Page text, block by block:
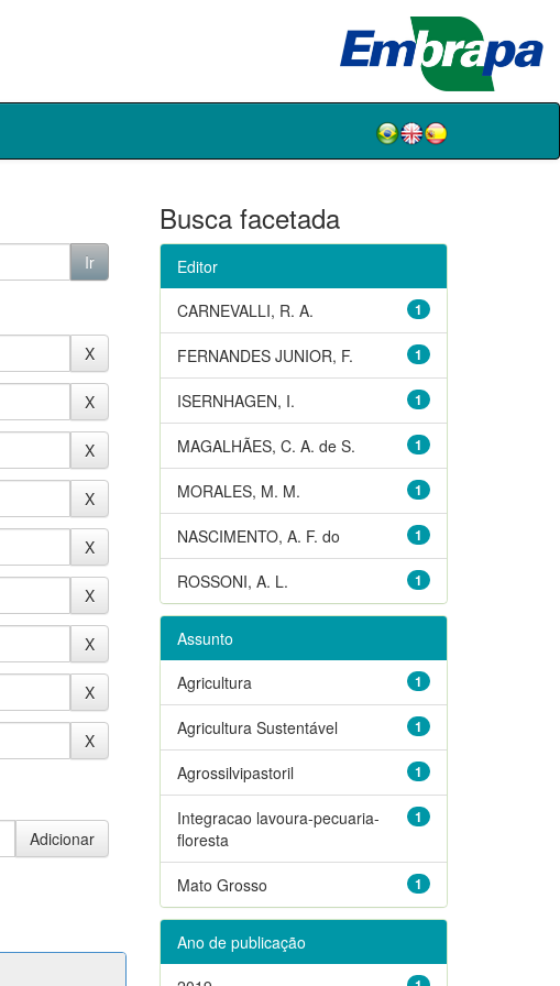
Busca facetada
Editor
1
CARNEVALLI, R. A.
1
FERNANDES JUNIOR, F.
1
ISERNHAGEN, I.
1
MAGALHÃES, C. A. de S.
1
MORALES, M. M.
1
NASCIMENTO, A. F. do
1
ROSSONI, A. L.
Assunto
1
Agricultura
1
Agricultura Sustentável
1
Agrossilvipastoril
1
Integracao lavoura-pecuaria-
floresta
1
Mato Grosso
Ano de publicação